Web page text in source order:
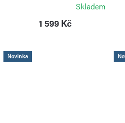
Skladem
1 599 Kč
Novinka